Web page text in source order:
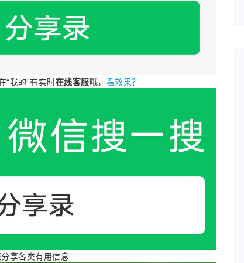
维码页面，然后用对应的app扫码打开我的个
“我的”有实时在线客服哦， 看效果？
享各类有用信息